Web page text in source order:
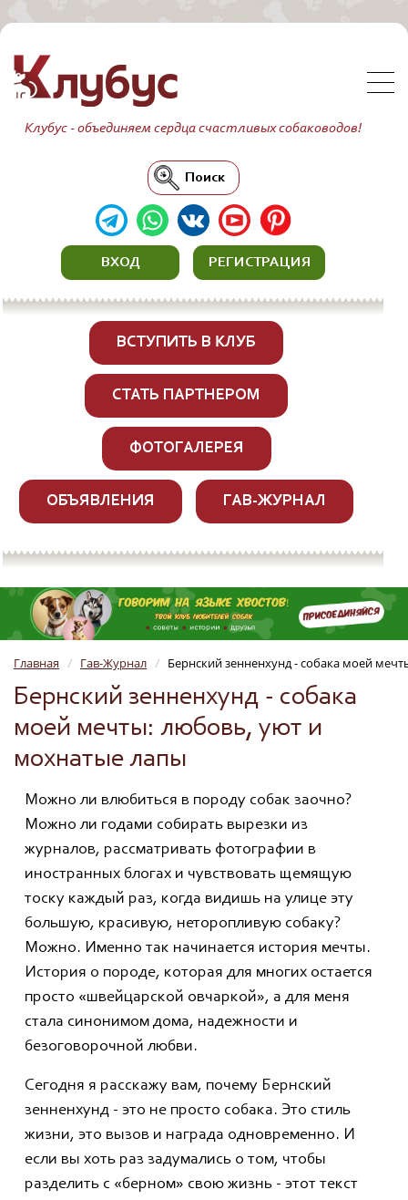
Клубус - объединяем сердца счастливых собаководов!
Поиск
ВХОД РЕГИСТРАЦИЯ
ВСТУПИТЬ В КЛУБ
СТАТЬ ПАРТНЕРОМ
ФОТОГАЛЕРЕЯ
ОБЪЯВЛЕНИЯ ГАВ-ЖУРНАЛ
Главная / Гав-Журнал / Бернский зенненхунд - собака моей
Бернский зенненхунд - собака
моей мечты: любовь, уют и
мохнатые лапы
Можно ли влюбиться в породу собак заочно?
Можно ли годами собирать вырезки из
журналов, рассматривать фотографии в
иностранных блогах и чувствовать щемящую
тоску каждый раз, когда видишь на улице эту
большую, красивую, неторопливую собаку?
Можно. Именно так начинается история мечты.
История о породе, которая для многих остается
просто «швейцарской овчаркой», а для меня
стала синонимом дома, надежности и
безоговорочной любви.
Сегодня я расскажу вам, почему Бернский
зенненхунд - это не просто собака. Это стиль
жизни, это вызов и награда одновременно. И
если вы хоть раз задумались о том, чтобы
разделить с «берном» свою жизнь - этот текст